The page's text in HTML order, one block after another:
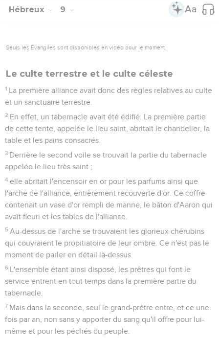
Hébreux 9
Seuls les Évangiles sont disponibles en vidéo pour le moment.
Le culte terrestre et le culte céleste
1 La première alliance avait donc des règles relatives au culte
et un sanctuaire terrestre.
2 En effet, un tabernacle avait été édifié. La première partie
de cette tente, appelée le lieu saint, abritait le chandelier, la
table et les pains consacrés.
3 Derrière le second voile se trouvait la partie du tabernacle
appelée le lieu très saint ;
4 elle abritait l'encensoir en or pour les parfums ainsi que
l'arche de l'alliance, entièrement recouverte d'or. Ce coffre
contenait un vase d'or rempli de manne, le bâton d'Aaron qui
avait fleuri et les tables de l'alliance.
5 Au-dessus de l'arche se trouvaient les glorieux chérubins
qui couvraient le propitiatoire de leur ombre. Ce n'est pas le
moment de parler en détail là-dessus.
6 L'ensemble étant ainsi disposé, les prêtres qui font le
service entrent en tout temps dans la première partie du
tabernacle.
7 Mais dans la seconde, seul le grand-prêtre entre, et ce une
fois par an, non sans y apporter du sang qu'il offre pour lui-
même et pour les péchés du peuple.